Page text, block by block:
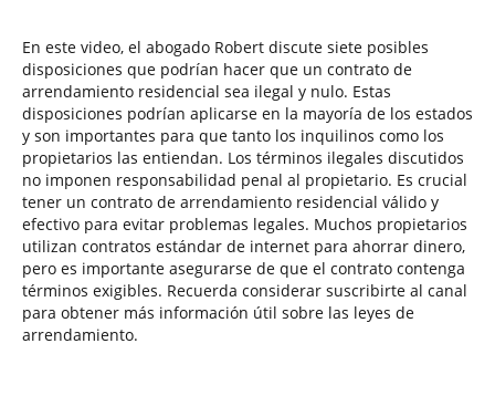
En este video, el abogado Robert discute siete posibles
disposiciones que podrían hacer que un contrato de
arrendamiento residencial sea ilegal y nulo. Estas
disposiciones podrían aplicarse en la mayoría de los estados
y son importantes para que tanto los inquilinos como los
propietarios las entiendan. Los términos ilegales discutidos
no imponen responsabilidad penal al propietario. Es crucial
tener un contrato de arrendamiento residencial válido y
efectivo para evitar problemas legales. Muchos propietarios
utilizan contratos estándar de internet para ahorrar dinero,
pero es importante asegurarse de que el contrato contenga
términos exigibles. Recuerda considerar suscribirte al canal
para obtener más información útil sobre las leyes de
arrendamiento.